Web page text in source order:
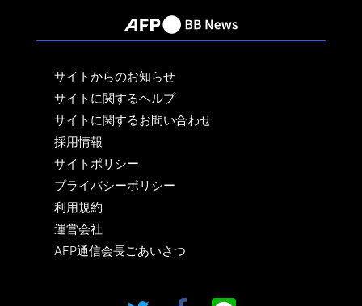
サイトからのお知らせ
サイトに関するヘルプ
サイトに関するお問い合わせ
採用情報
サイトポリシー
プライバシーポリシー
利用規約
運営会社
AFP通信会長ごあいさつ